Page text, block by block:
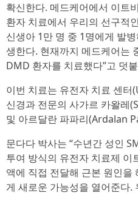
확신한다. 메드케어에서 이트
환자 치료에서 우리의 선구적
신생아 1만 명 중 1명에게 발
생한다. 현재까지 메드케어는
DMD 환자를 치료했다”고 덧
이번 치료는 유전자 치료 센
신경과 전문의 사가르 카왈레
및 아르달란 파파리(Ardalan
문다다 박사는 “수년간 성인
투여 방식의 유전자 치료제
액에 직접 전달해 근본 원인을
게 새로운 가능성을 열어준다.